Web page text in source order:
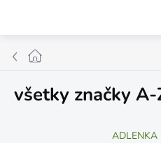
obsah
Domov
všetky značky A-
ADLENKA